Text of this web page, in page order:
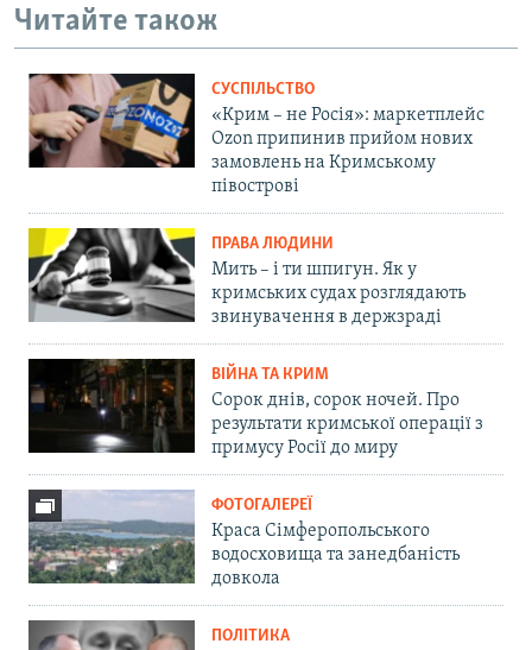
Читайте також
СУСПІЛЬСТВО
«Крим – не Росія»: маркетплейс
Ozon припинив прийом нових
замовлень на Кримському
півострові
ПРАВА ЛЮДИНИ
Мить – і ти шпигун. Як у
кримських судах розглядають
звинувачення в держзраді
ВІЙНА ТА КРИМ
Сорок днів, сорок ночей. Про
результати кримської операції з
примусу Росії до миру
ФОТОГАЛЕРЕЇ
Краса Сімферопольського
водосховища та занедбаність
довкола
ПОЛІТИКА